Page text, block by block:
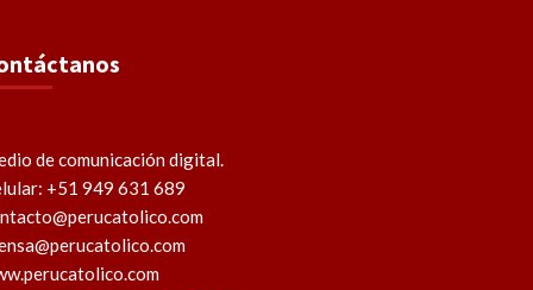
de comunicación digital.
+51 949 631 689